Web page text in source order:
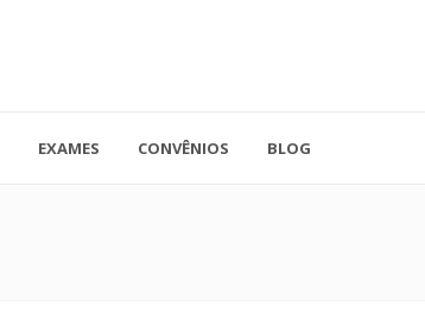
41.3779-5559
EXAMES CONVÊNIOS BLOG